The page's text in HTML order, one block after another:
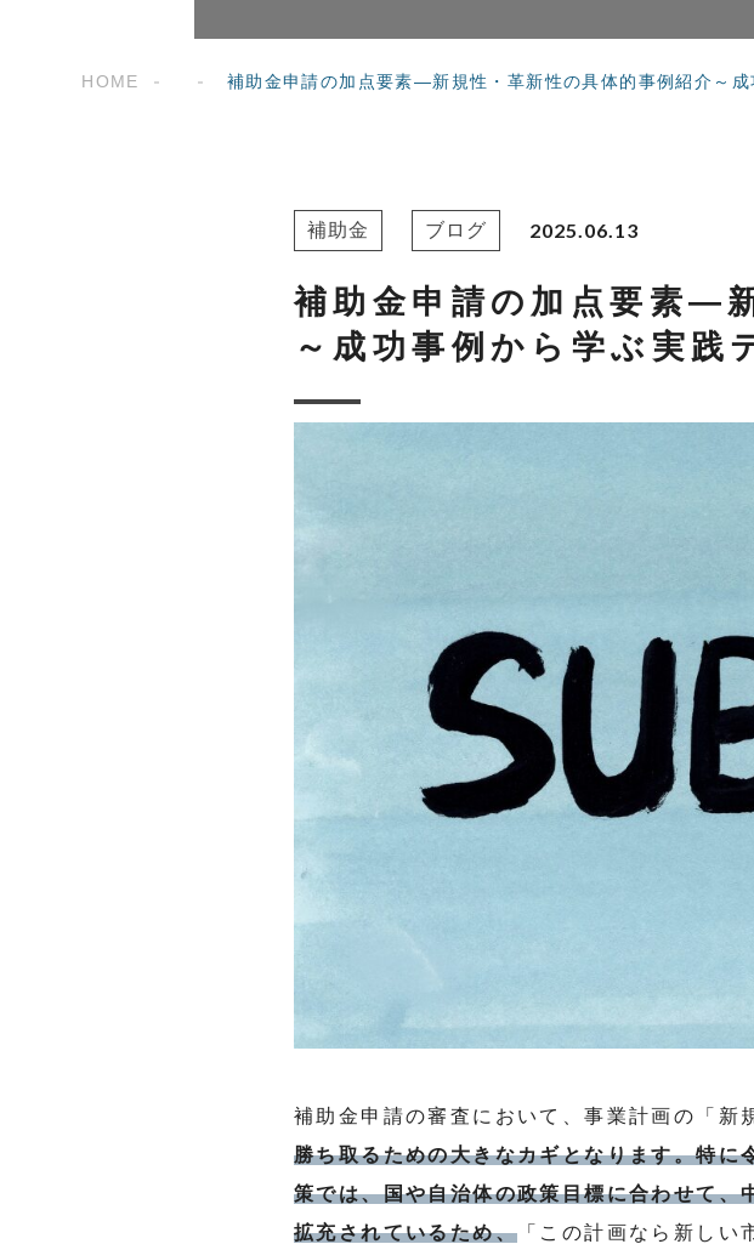
HOME 補助金申請の加点要素―新規性・革新性の具体的事例紹介～
補助金 ブログ 2025.06.13
補助金申請の加点要素―
～成功事例から学ぶ実践
補助金申請の審査において、事業計画の「新
勝ち取るための大きなカギとなります。特
策では、国や自治体の政策目標に合わせて、
拡充されているため、 「この計画なら新し